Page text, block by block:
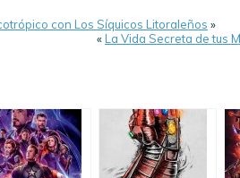
con Los Síquicos Litoraleños »
«La Vida Secreta de tus